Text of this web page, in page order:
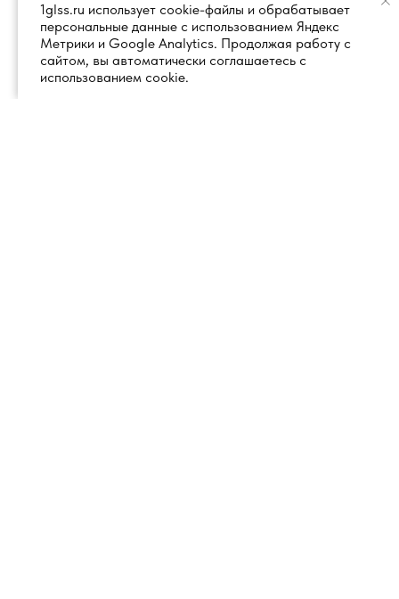
1glss.ru использует cookie-файлы и обрабатывает
персональные данные с использованием Яндекс
Метрики и Google Analytics. Продолжая работу с
сайтом, вы автоматически соглашаетесь с
использованием cookie.